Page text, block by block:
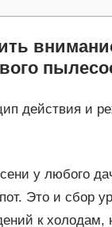
действия и
у любого
Это и сбор
к холодам,